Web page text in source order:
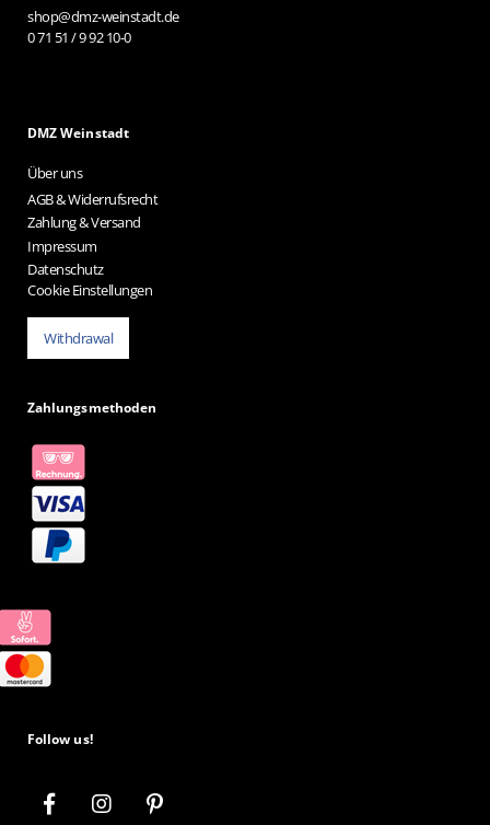
shop@dmz-weinstadt.de
0 71 51 / 9 92 10-0
DMZ Weinstadt
Über uns
AGB & Widerrufsrecht
Zahlung & Versand
Impressum
Datenschutz
Cookie Einstellungen
Withdrawal
Zahlungsmethoden
Follow us!